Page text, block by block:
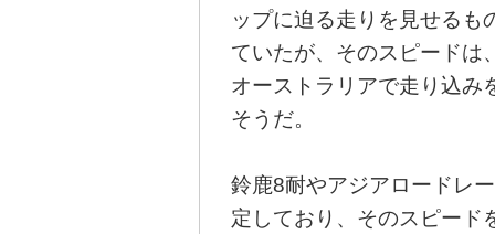
ップに迫る走りを見せる
ていたが、そのスピードは
オーストラリアで走り込み
そうだ。
鈴鹿8耐やアジアロードレ
定しており、そのスピード